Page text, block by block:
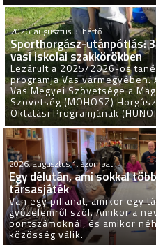
2026. augusztus 3. hétfő
Sporthorgász-utánpótlás:
vasi iskolai szakkörökben
Lezárult a 2025/2026-os
programja Vas
Vas Megyei Szövetsége a
Szövetség (MOHOSZ)
Oktatási Programjának
2026. augusztus 1. szombat
Egy délután, ami sokkal
társasjáték
Van egy pillanat, amikor egy
győzelemről szól. Amikor a
pontszámoknál, és amikor
közösség válik.